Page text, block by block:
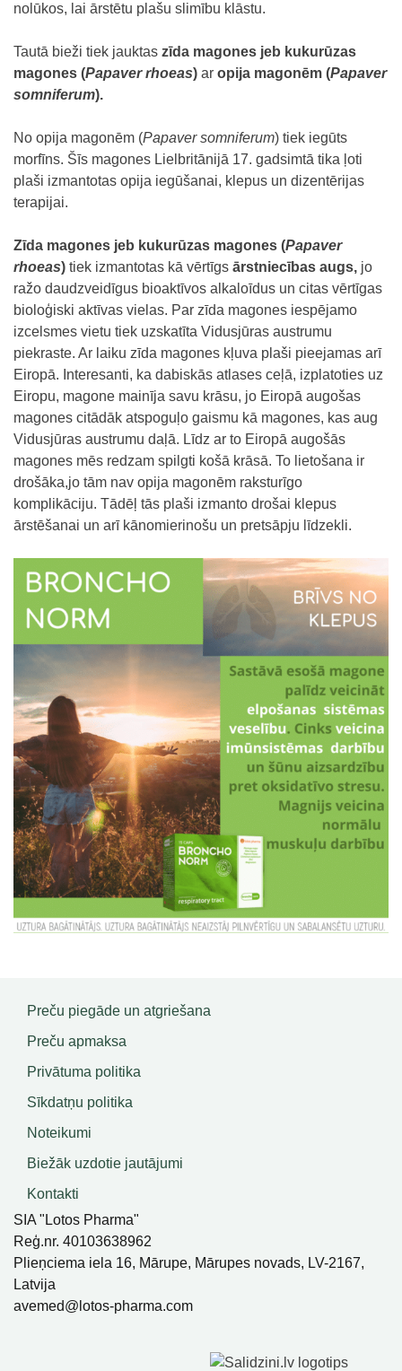
nolūkos, lai ārstētu plašu slimību klāstu.
Tautā bieži tiek jauktas zīda magones jeb kukurūzas
magones (Papaver rhoeas) ar opija magonēm (Papaver
somniferum).
No opija magonēm (Papaver somniferum) tiek iegūts
morfīns. Šīs magones Lielbritānijā 17. gadsimtā tika ļoti
plaši izmantotas opija iegūšanai, klepus un dizentērijas
terapijai.
Zīda magones jeb kukurūzas magones (Papaver
rhoeas) tiek izmantotas kā vērtīgs ārstniecības augs, jo
ražo daudzveidīgus bioaktīvos alkaloīdus un citas vērtīgas
bioloģiski aktīvas vielas. Par zīda magones iespējamo
izcelsmes vietu tiek uzskatīta Vidusjūras austrumu
piekraste. Ar laiku zīda magones kļuva plaši pieejamas arī
Eiropā. Interesanti, ka dabiskās atlases ceļā, izplatoties uz
Eiropu, magone mainīja savu krāsu, jo Eiropā augošas
magones citādāk atspoguļo gaismu kā magones, kas aug
Vidusjūras austrumu daļā. Līdz ar to Eiropā augošās
magones mēs redzam spilgti košā krāsā. To lietošana ir
drošāka,jo tām nav opija magonēm raksturīgo
komplikāciju. Tādēļ tās plaši izmanto drošai klepus
ārstēšanai un arī kānomierinošu un pretsāpju līdzekli.
Preču piegāde un atgriešana
Preču apmaksa
Privātuma politika
Sīkdatņu politika
Noteikumi
Biežāk uzdotie jautājumi
Kontakti
SIA "Lotos Pharma"
Reģ.nr. 40103638962
Plieņciema iela 16, Mārupe, Mārupes novads, LV-2167,
Latvija
avemed@lotos-pharma.com